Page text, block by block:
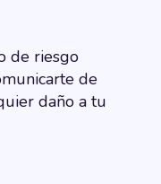
de riesgo
de
daño a tu